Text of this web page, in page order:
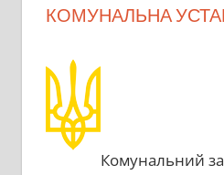
КОМУНАЛЬНА
Комунальний